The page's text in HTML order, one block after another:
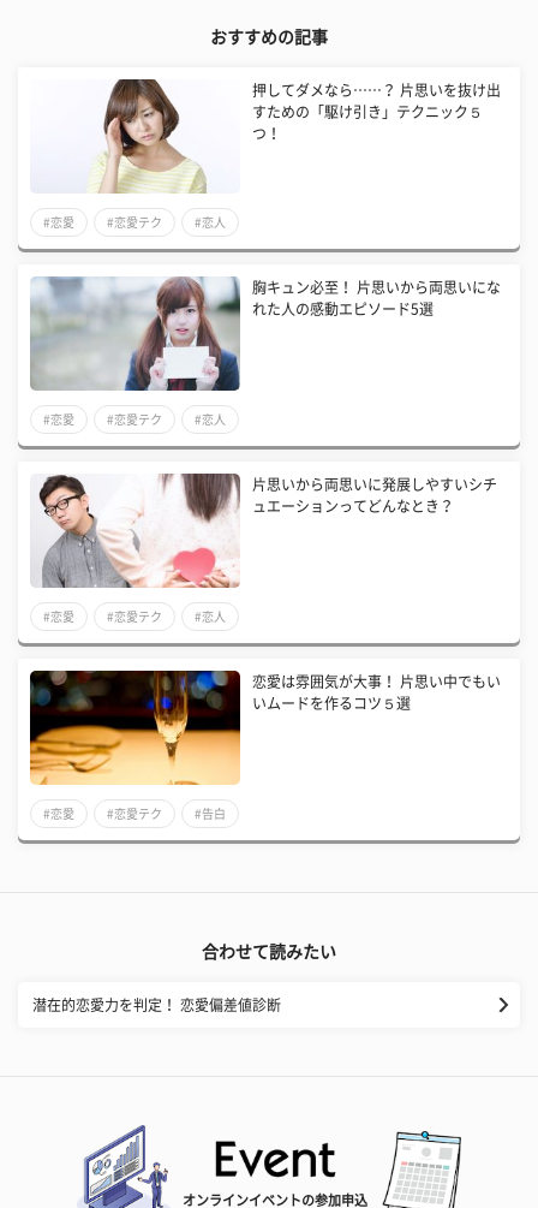
おすすめの記事
押してダメなら……？ 片思いを抜け出
すための「駆け引き」テクニック５
つ！
#恋愛 #恋愛テク #恋人
胸キュン必至！ 片思いから両思いにな
れた人の感動エピソード5選
#恋愛 #恋愛テク #恋人
片思いから両思いに発展しやすいシチ
ュエーションってどんなとき？
#恋愛 #恋愛テク #恋人
恋愛は雰囲気が大事！ 片思い中でもい
いムードを作るコツ５選
#恋愛 #恋愛テク #告白
合わせて読みたい
潜在的恋愛力を判定！ 恋愛偏差値診断
オンラインイベントの参加申込